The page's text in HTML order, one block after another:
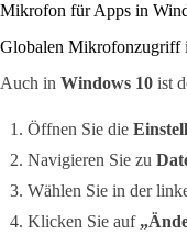
Mikrofon für Apps in
Globalen Mikrofonzugriff
Auch in Windows 10 ist
Öffnen Sie die
Navigieren Sie zu
Wählen Sie in der
Klicken Sie auf